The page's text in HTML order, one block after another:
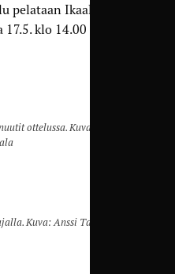
pelataan Ikaalisten
klo 14.00
ottelussa. Kuva: Anssi
Kuva: Anssi Takala